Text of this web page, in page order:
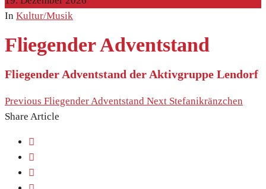
In Kultur/Musik
Fliegender Adventstand
Fliegender Adventstand der Aktivgruppe Lendorf
Previous Fliegender Adventstand Next Stefanikränzchen
Share Article